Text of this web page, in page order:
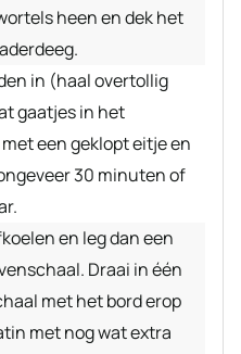
heen en dek het
in (haal overtollig
gaatjes in het
een geklopt eitje en
30 minuten of
en leg dan een
Draai in één
met het bord erop
met nog wat extra